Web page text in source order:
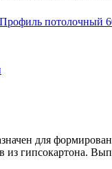
Профиль потолочный
для
гипсокартона.